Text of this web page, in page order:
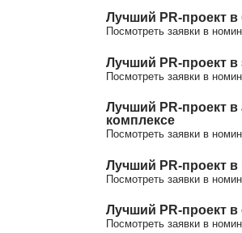
Лучший PR-проект в
Посмотреть заявки в
Лучший PR-проект в
Посмотреть заявки в
Лучший PR-проект
комплексе
Посмотреть заявки в
Лучший PR-проект в
Посмотреть заявки в
Лучший PR-проект
Посмотреть заявки в